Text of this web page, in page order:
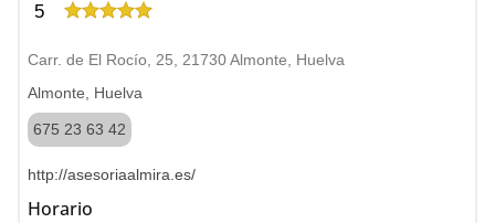
5
Carr. de El Rocío, 25, 21730 Almonte, Huelva
Almonte, Huelva
675 23 63 42
http://asesoriaalmira.es/
Horario